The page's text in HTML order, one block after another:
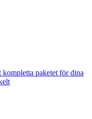
kompletta paketet för dina